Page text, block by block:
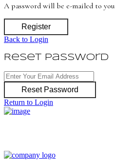
A password will be e-mailed to you
Register
Back to Login
Reset Password
Reset Password
Return to Login